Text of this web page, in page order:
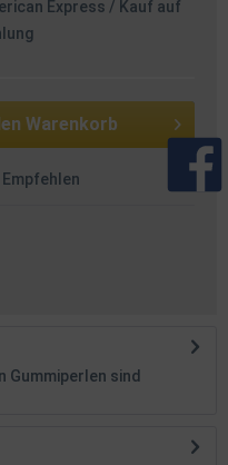
Express / Kauf auf
Warenkorb
Empfehlen
Gummiperlen sind